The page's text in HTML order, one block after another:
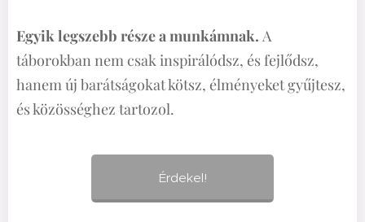
Egyik legszebb része a munkámnak. A
táborokban nem csak inspirálódsz, és fejlődsz,
hanem új barátságokat kötsz, élményeket gyűjtesz,
és közösséghez tartozol.
Érdekel!